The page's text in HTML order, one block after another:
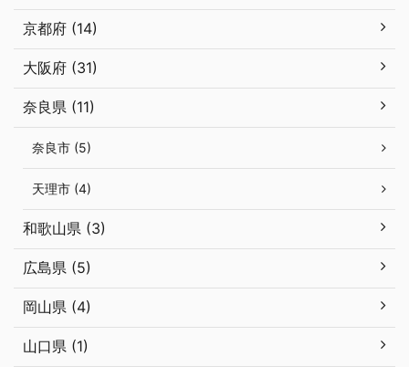
京都府 (14)
大阪府 (31)
奈良県 (11)
奈良市 (5)
天理市 (4)
和歌山県 (3)
広島県 (5)
岡山県 (4)
山口県 (1)